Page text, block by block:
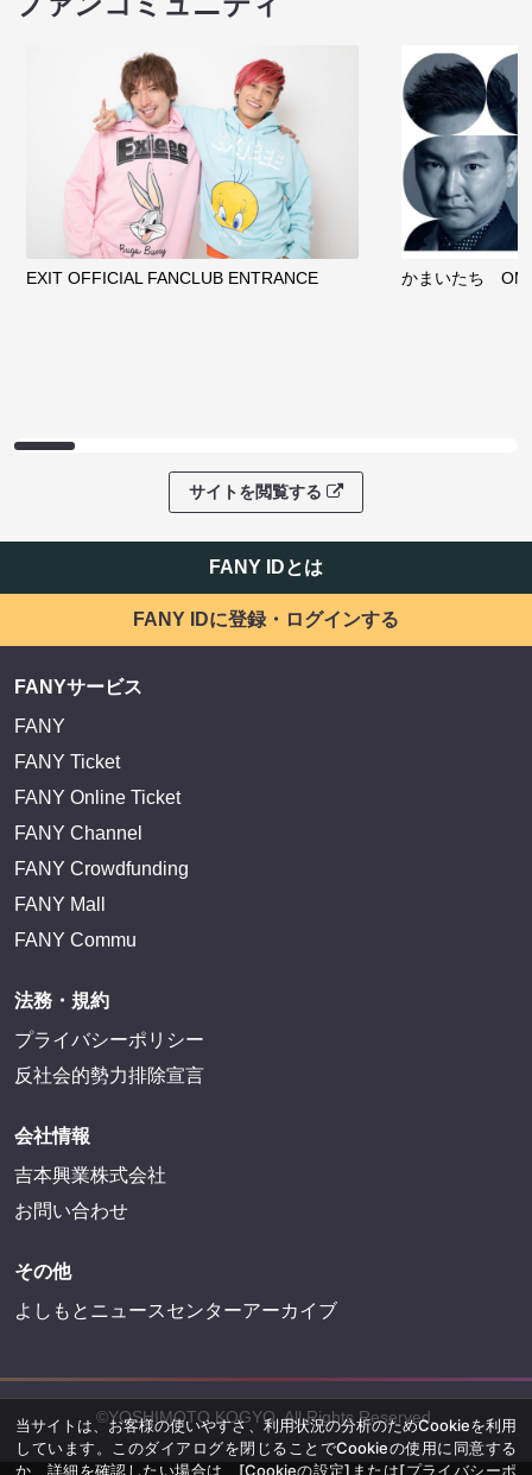
EXIT OFFICIAL FANCLUB ENTRANCE かまいたち
サイトを閲覧する
FANY IDとは
FANY IDに登録・ログインする
FANYサービス
FANY
FANY Ticket
FANY Online Ticket
FANY Channel
FANY Crowdfunding
FANY Mall
FANY Commu
法務・規約
プライバシーポリシー
反社会的勢力排除宣言
会社情報
吉本興業株式会社
お問い合わせ
その他
よしもとニュースセンターアーカイブ
©YOSHIMOTO KOGYO, All Rights Reserved.
当サイトは、お客様の使いやすさ、利用状況の分析のためCookieを利用
しています。このダイアログを閉じることでCookieの使用に同意する
か、詳細を確認したい場合は、 [Cookieの設定] または[プライバシーポ